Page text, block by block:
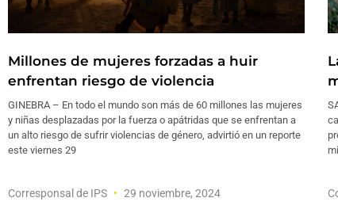
Millones de mujeres forzadas a huir
enfrentan riesgo de violencia
GINEBRA – En todo el mundo son más de 60 millones las mujeres
y niñas desplazadas por la fuerza o apátridas que se enfrentan a
un alto riesgo de sufrir violencias de género, advirtió en un reporte
este viernes 29
Corresponsal de IPS 29 noviembre, 2024